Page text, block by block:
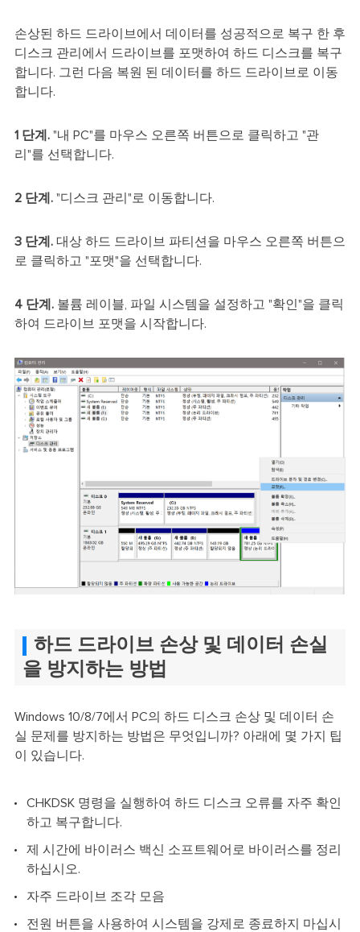
손상된 하드 드라이브에서 데이터를 성공적으로 복구 한 후
디스크 관리에서 드라이브를 포맷하여 하드 디스크를 복구
합니다. 그런 다음 복원 된 데이터를 하드 드라이브로 이동
합니다.
1 단계."내 PC"를 마우스 오른쪽 버튼으로 클릭하고 "관
리"를 선택합니다.
2 단계."디스크 관리"로 이동합니다.
3 단계. 대상 하드 드라이브 파티션을 마우스 오른쪽 버튼으
로 클릭하고 "포맷"을 선택합니다.
4 단계. 볼륨 레이블, 파일 시스템을 설정하고 "확인"을 클릭
하여 드라이브 포맷을 시작합니다.
하드 드라이브 손상 및 데이터 손실
을 방지하는 방법
Windows 10/8/7에서 PC의 하드 디스크 손상 및 데이터 손
실 문제를 방지하는 방법은 무엇입니까? 아래에 몇 가지 팁
이 있습니다.
CHKDSK 명령을 실행하여 하드 디스크 오류를 자주 확인
하고 복구합니다.
제 시간에 바이러스 백신 소프트웨어로 바이러스를 정리
하십시오.
자주 드라이브 조각 모음
전원 버튼을 사용하여 시스템을 강제로 종료하지 마십시